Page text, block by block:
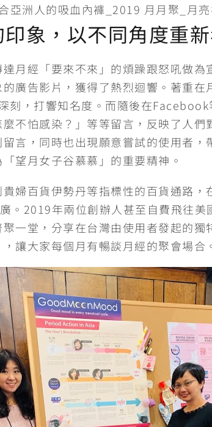
亞洲人的吸血內褲_2019 月月聚_月
印象，以不同角度重
月經「要來不來」的煩躁跟怒吼做
廣告影片，獲得了熱烈迴響。著重
刻，打響知名度。而隨後在
不怕感染？」等等留言，反映了人
言，同時也出現願意嘗試的使用者
望月女子谷慕慕」的重要精神。
婦百貨伊勢丹等指標性的百貨通路，
。2019年兩位創辦人甚至自費飛往
一堂，分享在台灣由使用者發起的獨
讓大家每個月有暢談月經的聚會場合